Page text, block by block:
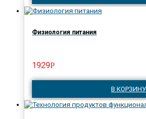
Физиология питания
1929Р
В КОРЗИНУ